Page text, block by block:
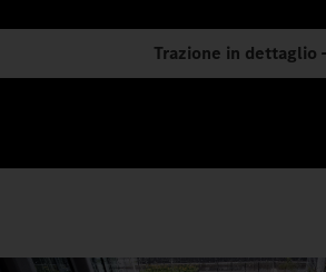
Trazione in dettaglio